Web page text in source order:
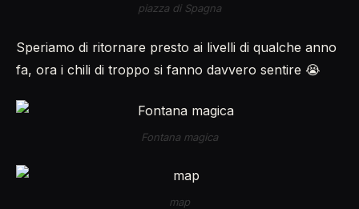
piazza di Spagna
Speriamo di ritornare presto ai livelli di qualche anno
fa, ora i chili di troppo si fanno davvero sentire 😭
Fontana magica
map